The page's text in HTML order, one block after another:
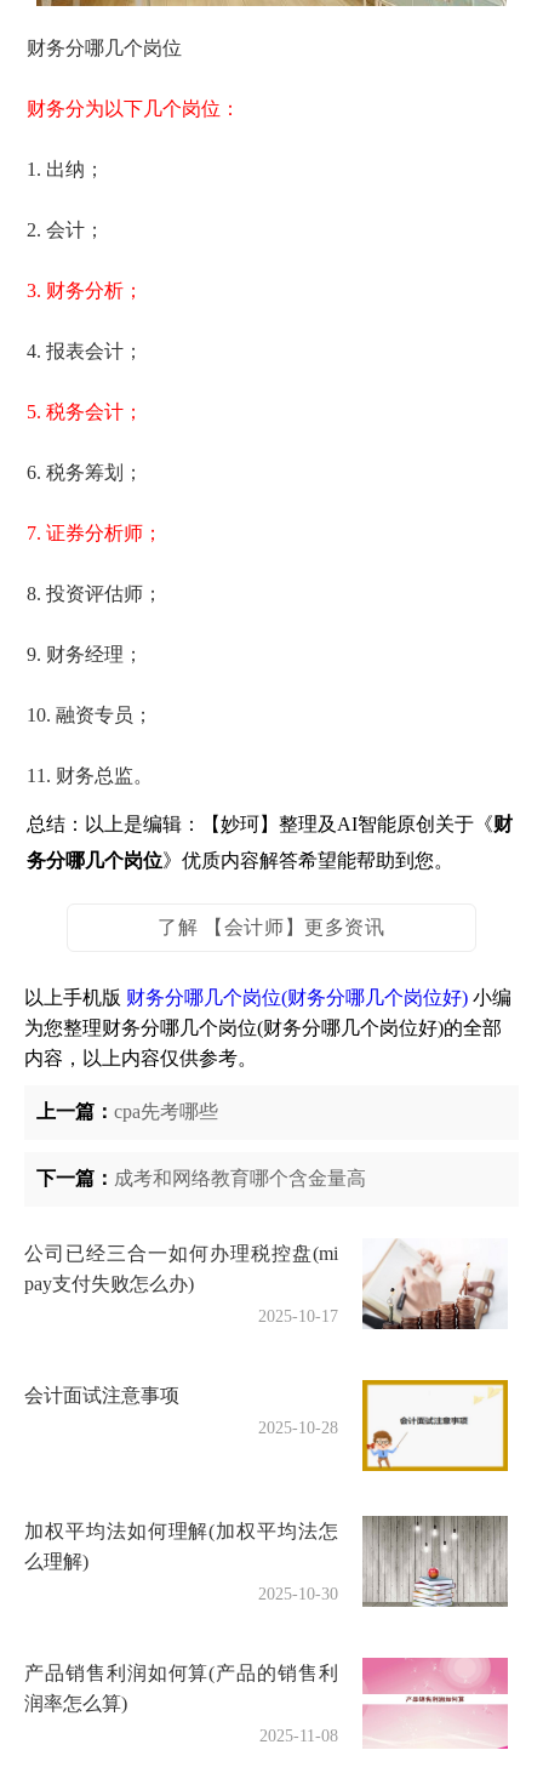
财务分哪几个岗位
财务分为以下几个岗位：
1. 出纳；
2. 会计；
3. 财务分析；
4. 报表会计；
5. 税务会计；
6. 税务筹划；
7. 证券分析师；
8. 投资评估师；
9. 财务经理；
10. 融资专员；
11. 财务总监。
总结：以上是编辑：【妙珂】整理及AI智能原创关于《财
务分哪几个岗位》优质内容解答希望能帮助到您。
了解 【会计师】更多资讯
以上手机版 财务分哪几个岗位(财务分哪几个岗位好) 小编
为您整理财务分哪几个岗位(财务分哪几个岗位好)的全部
内容，以上内容仅供参考。
上一篇： cpa先考哪些
下一篇： 成考和网络教育哪个含金量高
公司已经三合一如何办理税控盘(mi
pay支付失败怎么办)
2025-10-17
会计面试注意事项
2025-10-28
加权平均法如何理解(加权平均法怎
么理解)
2025-10-30
产品销售利润如何算(产品的销售利
润率怎么算)
2025-11-08